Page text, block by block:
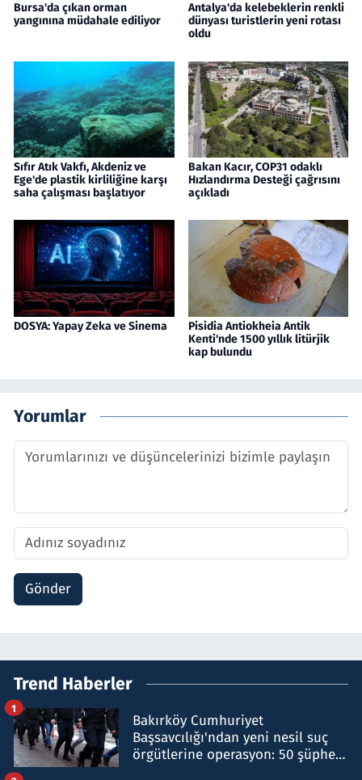
Bursa'da çıkan orman
yangınına müdahale ediliyor
Antalya'da kelebeklerin renkli
dünyası turistlerin yeni rotası
oldu
Sıfır Atık Vakfı, Akdeniz ve
Ege'de plastik kirliliğine karşı
saha çalışması başlatıyor
Bakan Kacır, COP31 odaklı
Hızlandırma Desteği çağrısını
açıkladı
DOSYA: Yapay Zeka ve Sinema
Pisidia Antiokheia Antik
Kenti'nde 1500 yıllık litürjik
kap bulundu
Yorumlar
Gönder
Trend Haberler
Bakırköy Cumhuriyet
Başsavcılığı'ndan yeni nesil suç
örgütlerine operasyon: 50 şüpheli
1